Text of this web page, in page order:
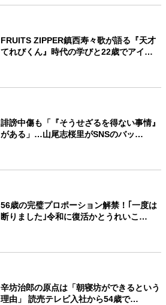
FRUITS ZIPPER鎮西寿々歌が語る『天才
てれびくん』時代の学びと22歳でアイ…
誹謗中傷も「『そうせざるを得ない事情』
がある」…山尾志桜里がSNSのバッ…
56歳の完璧プロポーション解禁！｢一度は
断りました｣令和に復活かとうれいこ…
辛坊治郎の原点は「朝寝坊ができるという
理由」 読売テレビ入社から54歳で…